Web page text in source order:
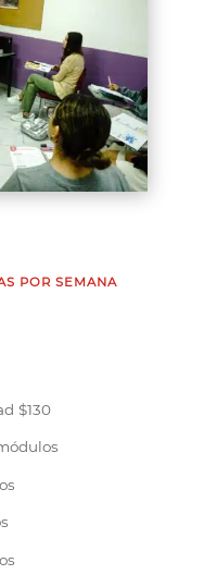
POR SEMANA
$130